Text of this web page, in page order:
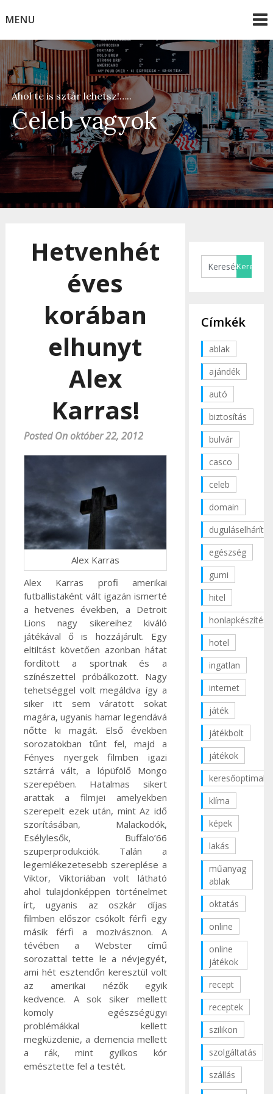
toMENU
Celeb vagyok
Ahol te is sztár lehetsz!…..
Hetvenhét
éves
korában
elhunyt
Alex
Karras!
Posted On október 22, 2012
Alex Karras
Alex Karras profi amerikai
futballistaként vált igazán ismerté
a hetvenes években, a Detroit
Lions nagy sikereihez kiváló
játékával ő is hozzájárult. Egy
eltiltást követően azonban hátat
fordított a sportnak és a
színészettel próbálkozott. Nagy
tehetséggel volt megáldva így a
siker itt sem váratott sokat
magára, ugyanis hamar legendává
nőtte ki magát. Első években
sorozatokban tűnt fel, majd a
Fényes nyergek filmben igazi
sztárrá vált, a lópüfölő Mongo
szerepében. Hatalmas sikert
arattak a filmjei amelyekben
szerepelt ezek után, mint Az idő
szorításában, Malackodók,
Esélylesők, Buffalo’66
szuperprodukciók. Talán a
legemlékezetesebb szereplése a
Viktor, Viktoriában volt látható
ahol tulajdonképpen történelmet
írt, ugyanis az oszkár díjas
filmben először csókolt férfi egy
másik férfi a mozivásznon. A
tévében a Webster című
sorozattal tette le a névjegyét,
ami hét esztendőn keresztül volt
az amerikai nézők egyik
kedvence. A sok siker mellett
komoly egészségügyi
problémákkal kellett
megküzdenie, a demencia mellett
a rák, mint gyilkos kór
emésztette fel a testét.
Címkék
ablak
ajándék
autó
biztosítás
bulvár
casco
celeb
domain
duguláselhárítás
egészség
gumi
hitel
honlapkészítés
hotel
ingatlan
internet
játék
játékbolt
játékok
klíma
képek
lakás
műanyag
ablak
oktatás
online
online
játékok
recept
receptek
szilikon
szolgáltatás
szállás